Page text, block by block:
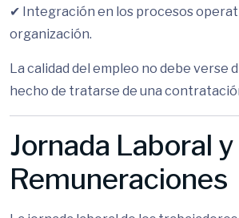
✔ Integración en los procesos
organización.
La calidad del empleo no debe verse
hecho de tratarse de una
Jornada Laboral y
Remuneraciones